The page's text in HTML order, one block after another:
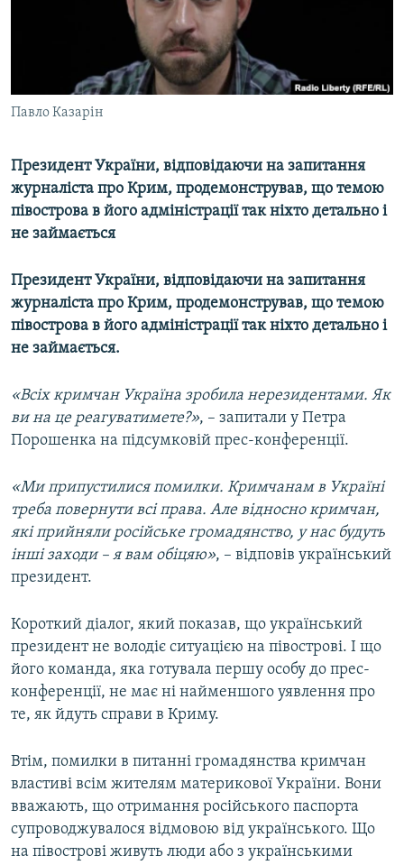
ВІДЕОУРОКИ «ELIFBE»
СВІДЧЕННЯ ОКУПАЦІЇ
УКРАЇНСЬКА ПРОБЛЕМА КРИМУ
ІНФОГРАФІКА
ДОЛУЧАЙСЯ!
Усі сайти RFE/RL
Павло Казарін
Президент України, відповідаючи на запитання
журналіста про Крим, продемонстрував, що темою
півострова в його адміністрації так ніхто детально і
не займається
Президент України, відповідаючи на запитання
журналіста про Крим, продемонстрував, що темою
півострова в його адміністрації так ніхто детально і
не займається.
«Всіх кримчан Україна зробила нерезидентами. Як
ви на це реагуватимете?», – запитали у Петра
Порошенка на підсумковій прес-конференції.
«Ми припустилися помилки. Кримчанам в Україні
треба повернути всі права. Але відносно кримчан,
які прийняли російське громадянство, у нас будуть
інші заходи – я вам обіцяю», – відповів український
президент.
Короткий діалог, який показав, що український
президент не володіє ситуацією на півострові. І що
його команда, яка готувала першу особу до прес-
конференції, не має ні найменшого уявлення про
те, як йдуть справи в Криму.
Втім, помилки в питанні громадянства кримчан
властиві всім жителям материкової України. Вони
вважають, що отримання російського паспорта
супроводжувалося відмовою від українського. Що
на півострові живуть люди або з українськими